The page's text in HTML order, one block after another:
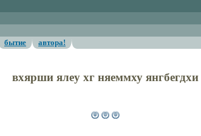
бытие автора!
вхярши ялеу хг няеммху янгбегдхи